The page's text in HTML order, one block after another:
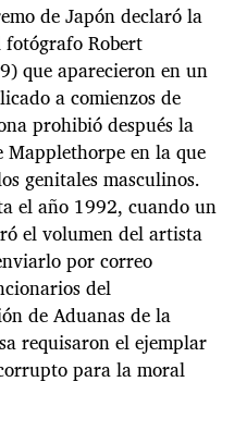
de Japón declaró la
fotógrafo Robert
que aparecieron en un
a comienzos de
prohibió después la
en la que
genitales masculinos.
el año 1992, cuando un
el volumen del artista
por correo
del
de Aduanas de la
requisaron el ejemplar
para la moral